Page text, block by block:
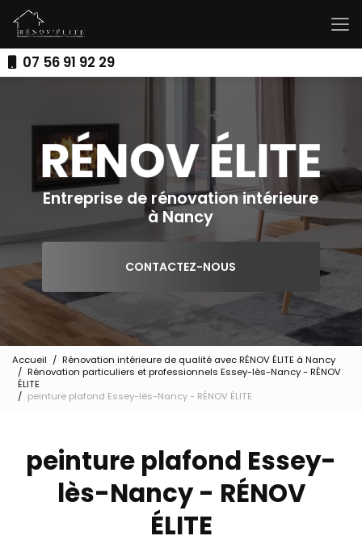
au
contenu
principal07 56 91 92 29
Entreprise de rénovation intérieure
à Nancy
CONTACTEZ-NOUS
Accueil
Rénovation intérieure de qualité avec RÉNOV ÉLITE à Nancy
Rénovation particuliers et professionnels Essey-lès-Nancy - RÉNOV
ÉLITE
peinture plafond Essey-lès-Nancy - RÉNOV ÉLITE
peinture plafond Essey-
lès-Nancy - RÉNOV
ÉLITE